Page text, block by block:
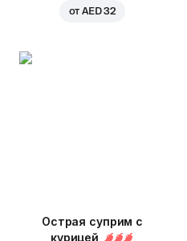
отAED 32
Острая суприм с
курицей